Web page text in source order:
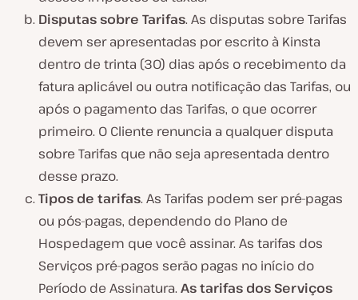
Disputassobre Tarifas. As disputas sobre Tarifas
devem ser apresentadas por escrito à Kinsta
dentro de trinta (30) dias após o recebimento da
fatura aplicável ou outra notificação das Tarifas, ou
após o pagamento das Tarifas, o que ocorrer
primeiro. O Cliente renuncia a qualquer disputa
sobre Tarifas que não seja apresentada dentro
desse prazo.
Tipos de tarifas. As Tarifas podem ser pré-pagas
ou pós-pagas, dependendo do Plano de
Hospedagem que você assinar. As tarifas dos
Serviços pré-pagos serão pagas no início do
Período de Assinatura. As tarifas dos Serviços